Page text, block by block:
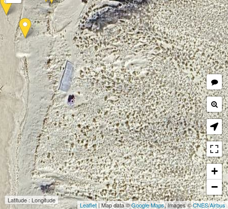
Latitude : Longitude
+
−
Leaflet| Map data ©Google Maps, Images ©CNES/Airbus